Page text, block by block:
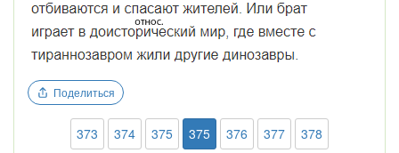
Поделиться
373 374 375 375 376 377 378